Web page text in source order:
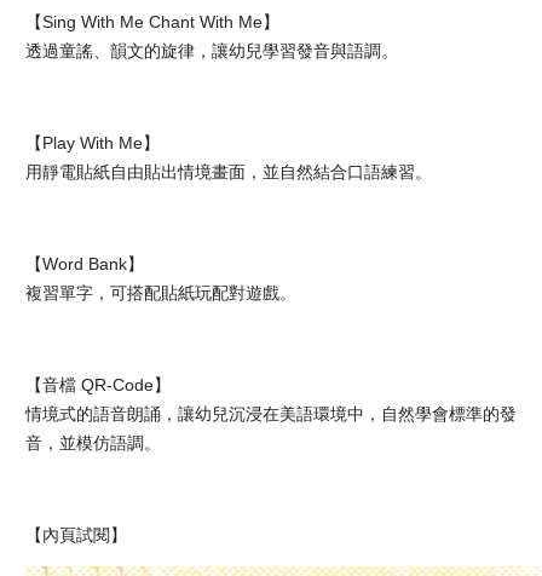
【Sing With Me Chant With Me】
透過童謠、韻文的旋律，讓幼兒學習發音與語調。
【Play With Me】
用靜電貼紙自由貼出情境畫面，並自然結合口語練習。
【Word Bank】
複習單字，可搭配貼紙玩配對遊戲。
【音檔 QR-Code】
情境式的語音朗誦，讓幼兒沉浸在美語環境中，自然學會標準的發
音，並模仿語調。
【內頁試閱】